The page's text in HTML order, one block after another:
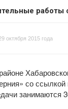
октября 2015 года
со
занимаются